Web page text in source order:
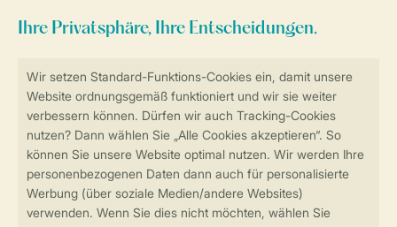
Sicher und schnell zur Online-Buchung
Sichere Datenübertragung
Sicheres Bezahlen